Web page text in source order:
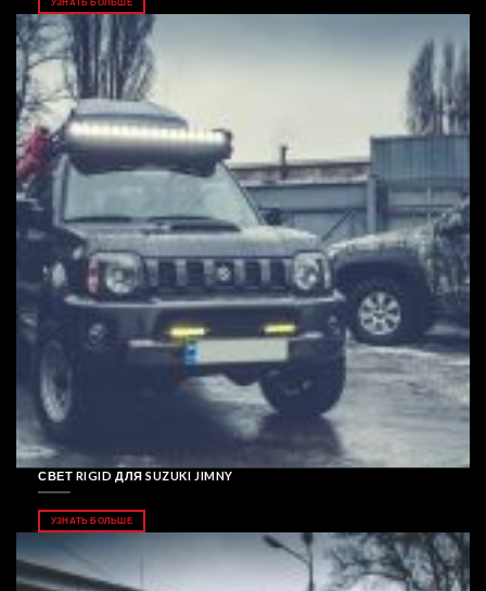
УЗНАТЬ БОЛЬШЕ
СВЕТ RIGID ДЛЯ SUZUKI JIMNY
УЗНАТЬ БОЛЬШЕ